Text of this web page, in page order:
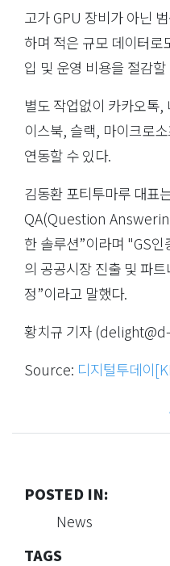
고가 GPU 장비가 아닌
하며 적은 규모 데이터로
입 및 운영 비용을 절감할
별도 작업없이 카카오톡
이스북, 슬랙, 마이크로
연동할 수 있다.
김동환 포티투마루 대표
QA(Question
한 솔루션”이라며 "GS
의 공공시장 진출 및 파
정”이라고 말했다.
황치규 기자 (
Source: 디지털투데이
POSTED IN:
News
TAGS